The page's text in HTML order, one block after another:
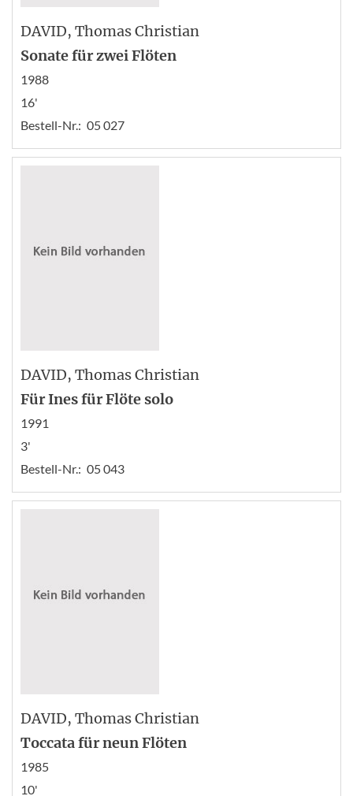
DAVID, Thomas Christian
Sonate für zwei Flöten
1988
16'
Bestell-Nr.: 05 027
DAVID, Thomas Christian
Für Ines für Flöte solo
1991
3'
Bestell-Nr.: 05 043
DAVID, Thomas Christian
Toccata für neun Flöten
1985
10'